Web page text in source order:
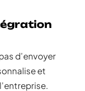
d’envoyer
et